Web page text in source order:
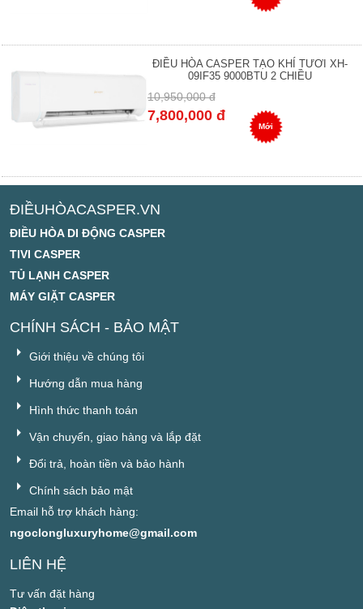
ĐIỀU HÒA CASPER TẠO KHÍ TƯƠI XH-
09IF35 9000BTU 2 CHIỀU
10,950,000 đ
7,800,000 đ
Mới
ĐIỀUHÒACASPER.VN
ĐIỀU HÒA DI ĐỘNG CASPER
TIVI CASPER
TỦ LẠNH CASPER
MÁY GIẶT CASPER
CHÍNH SÁCH - BẢO MẬT
Giới thiệu về chúng tôi
Hướng dẫn mua hàng
Hình thức thanh toán
Vận chuyển, giao hàng và lắp đặt
Đổi trả, hoàn tiền và bảo hành
Chính sách bảo mật
Email hỗ trợ khách hàng:
ngoclongluxuryhome@gmail.com
LIÊN HỆ
Tư vấn đặt hàng